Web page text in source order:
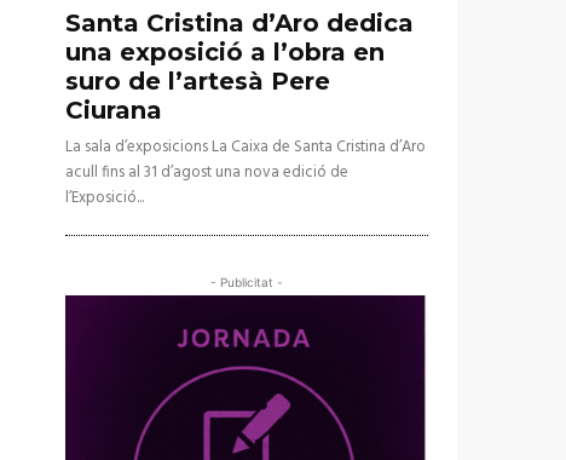
Santa Cristina d’Aro dedica
una exposició a l’obra en
suro de l’artesà Pere
Ciurana
La sala d’exposicions La Caixa de Santa Cristina d’Aro
acull fins al 31 d’agost una nova edició de
l’Exposició...
- Publicitat -